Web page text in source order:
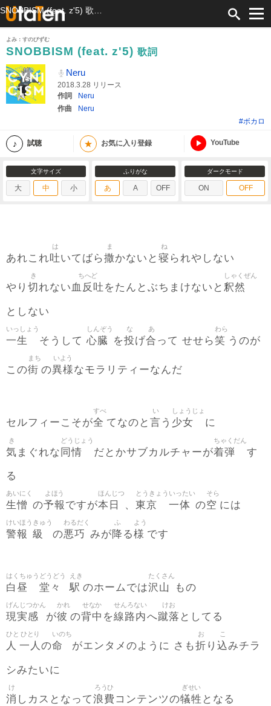
よみ：すのびずむ
SNOBBISM (feat. z'5) 歌詞
Neru
2018.3.28 リリース
作詞
Neru
作曲
Neru
#ボカロ
試聴 ★ お気に入り登録 YouTube
文字サイズ
大 中 小
ふりがな
あ A OFF
ダークモード
ON OFF
あれこれ吐
は
いてばら撒
ま
かないと 寝
ね
られやしない
やり 切
き
れない 血反吐
ちへど
をたんとぶちまけないと 釈然
しゃくぜん
としない
一生
いっしょう
そうして 心臓
しんぞう
を投
な
げ合
あ
って せせら笑
わら
うのが
この街
まち
の異様
いよう
なモラリティーなんだ
セルフィーこそが全
すべ
てなのと 言
い
う 少女
しょうじょ
に
気
き
まぐれな 同情
どうじょう
だとかサブカルチャーが着弾
ちゃくだん
す
る
生憎
あいにく
の予報
よほう
ですが本日
ほんじつ
、 東京
とうきょう
一体
いったい
の空
そら
には
警報
けいほう
級
きゅう
の悪巧
わるだく
みが降
ふ
る様
よう
です
白昼
はくちゅう
堂々
どうどう
駅
えき
のホームでは沢山
たくさん
もの
現実感
げんじつかん
が彼
かれ
の背中
せなか
を線路内
せんろない
へ蹴落
けお
としてる
人
ひと
一人
ひとり
の命
いのち
がエンタメのように さも折
お
り 込
こ
みチラ
シみたいに
消
け
しカスとなって浪費
ろうひ
コンテンツの犠牲
ぎせい
となる